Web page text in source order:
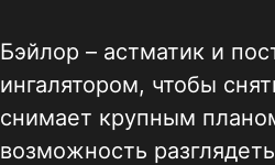
Бэйлор – астматик и
ингалятором, чтобы
снимает крупным
возможность